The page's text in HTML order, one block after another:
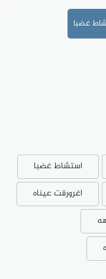
غضبا
استشاط غضبا
اغرورقت عيناه